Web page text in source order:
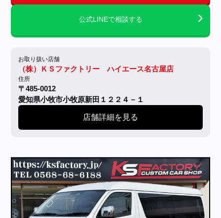
公式LINEで相談する
お取り扱い店舗
（株）ＫＳファクトリー ハイエース名古屋店
住所
〒485-0012
愛知県小牧市小牧原新田１２２４－１
店舗詳細を見る